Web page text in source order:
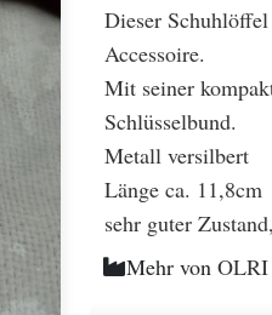
Dieser
Accessoire.
Mit seiner
Schlüsselbund.
Metall versilbert
Länge ca. 11,8cm
sehr guter
Mehr von OLRI